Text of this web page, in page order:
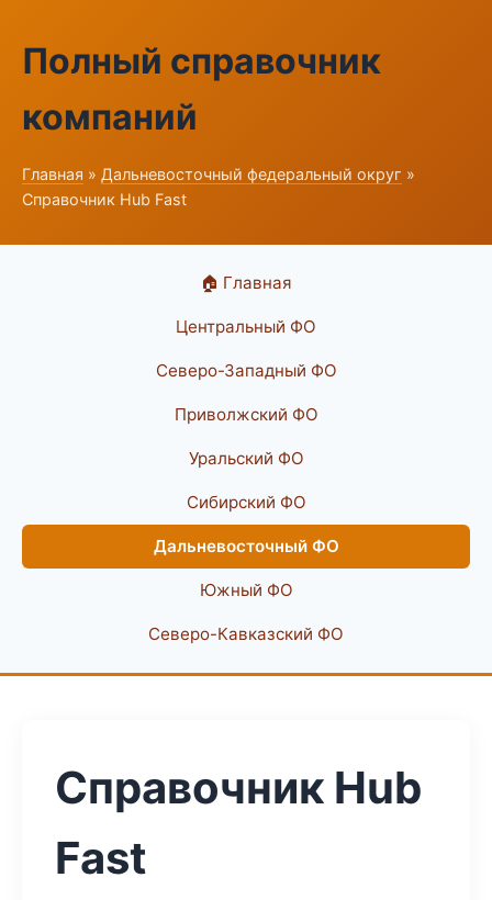
Полный справочник
компаний
Главная » Дальневосточный федеральный округ »
Справочник Hub Fast
🏠 Главная
Центральный ФО
Северо-Западный ФО
Приволжский ФО
Уральский ФО
Сибирский ФО
Дальневосточный ФО
Южный ФО
Северо-Кавказский ФО
Справочник Hub
Fast